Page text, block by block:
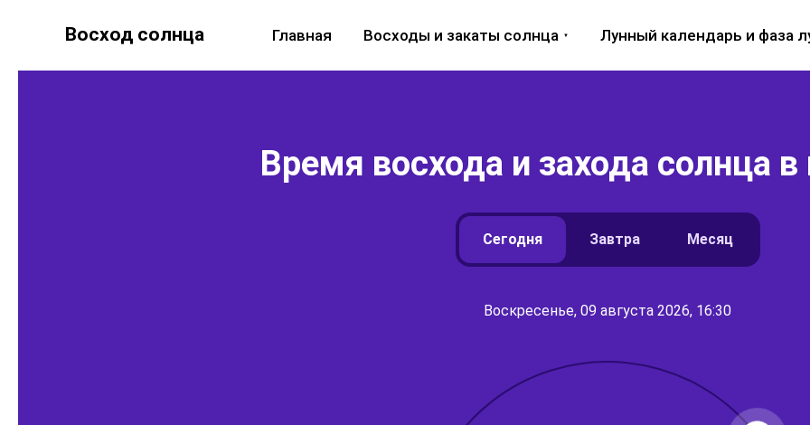
Восход солнца Главная Восходы и закаты солнца Лунный календарь и фаза
Время восхода и захода солнца в
Сегодня Завтра Месяц
Воскресенье, 09 августа 2026, 16:30